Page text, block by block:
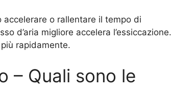
accelerare o rallentare il tempo di
d’aria migliore accelera l’essiccazione.
rapidamente.
– Quali sono le